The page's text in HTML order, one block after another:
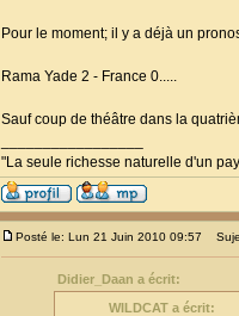
Pour le moment; il y a déjà un
Rama Yade 2 - France 0.....
Sauf coup de théâtre dans la
"La seule richesse naturelle d'un
Posté le: Lun 21 Juin 2010 09:57
Didier_Daan a écrit:
WILDCAT a écrit: